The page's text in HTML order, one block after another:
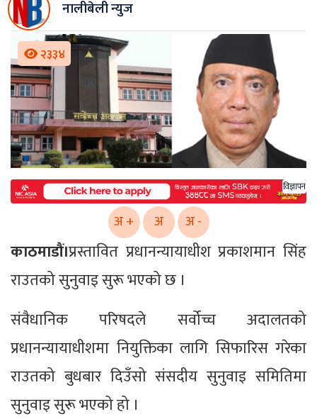
नालीबेली न्युज
२३३४
विज्ञापन
अ + अ अ -
काठमाडौं।प्रस्तावित प्रधानन्यायाधीश प्रकाशमान सिंह
राउतको सुनुवाइ सुरू भएको छ ।
संवैधानिक परिषदले सर्वोच्च अदालतको
प्रधानन्यायाधीशमा नियुक्तिका लागि सिफारिस गरेका
राउतको बुधबार दिउँसो संसदीय सुनुवाइ समितिमा
सुनुवाइ सुरू भएको हो ।